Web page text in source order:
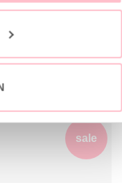
Gr. M
sale